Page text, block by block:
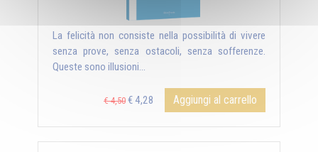
La felicità non consiste nella possibilità di vivere
senza prove, senza ostacoli, senza sofferenze.
Queste sono illusioni...
€ 4,50 € 4,28 Aggiungi al carrello